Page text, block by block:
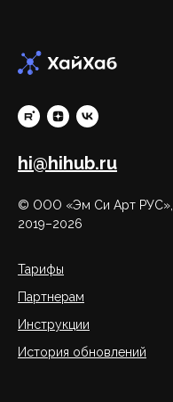
hi@hihub.ru
© ООО «Эм Си Арт РУС»,
2019–2026
Тарифы
Партнерам
Инструкции
История обновлений